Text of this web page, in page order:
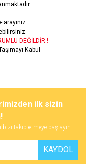
DEĞİLDİR.!
Kabul
ilk sizin
takip etmeye başlayın.
KAYDOL